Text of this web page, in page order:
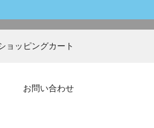
ョッピングカート
お問い合わせ